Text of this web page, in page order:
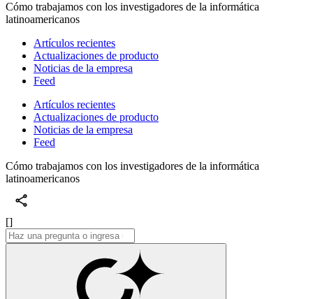
Cómo trabajamos con los investigadores de la informática
latinoamericanos
Artículos recientes
Actualizaciones de producto
Noticias de la empresa
Feed
Artículos recientes
Actualizaciones de producto
Noticias de la empresa
Feed
Cómo trabajamos con los investigadores de la informática
latinoamericanos
[]